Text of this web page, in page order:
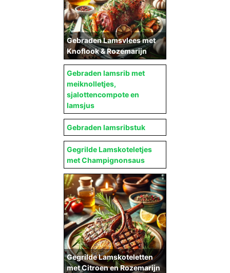
Gebraden lamsrib met
meiknolletjes,
sjalottencompote en
lamsjus
Gebraden lamsribstuk
Gebraden Lamsvlees met
Knoflook & Rozemarijn
Gegrilde Lamskoteletjes
met Champignonsaus
Gegrilde Lamskoteletten
met Citroen en Rozemarijn